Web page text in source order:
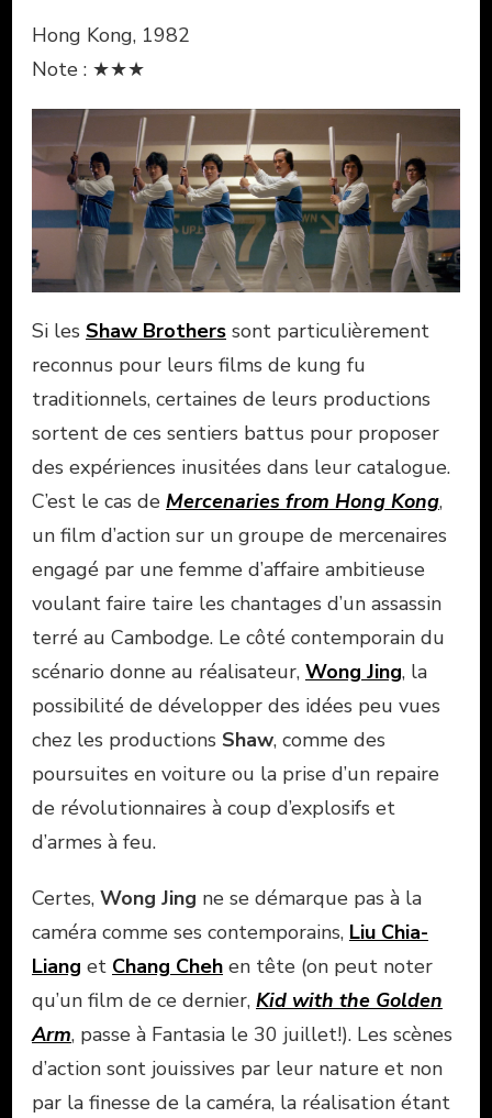
Hong Kong, 1982
Note : ★★★
Si les Shaw Brothers sont particulièrement
reconnus pour leurs films de kung fu
traditionnels, certaines de leurs productions
sortent de ces sentiers battus pour proposer
des expériences inusitées dans leur catalogue.
C’est le cas de Mercenaries from Hong Kong,
un film d’action sur un groupe de mercenaires
engagé par une femme d’affaire ambitieuse
voulant faire taire les chantages d’un assassin
terré au Cambodge. Le côté contemporain du
scénario donne au réalisateur, Wong Jing, la
possibilité de développer des idées peu vues
chez les productions Shaw, comme des
poursuites en voiture ou la prise d’un repaire
de révolutionnaires à coup d’explosifs et
d’armes à feu.
Certes, Wong Jing ne se démarque pas à la
caméra comme ses contemporains, Liu Chia-
Liang et Chang Cheh en tête (on peut noter
qu’un film de ce dernier, Kid with the Golden
Arm, passe à Fantasia le 30 juillet!). Les scènes
d’action sont jouissives par leur nature et non
par la finesse de la caméra, la réalisation étant